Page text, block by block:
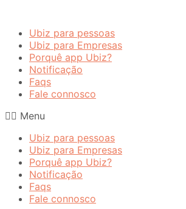
Ubiz para pessoas
Ubiz para Empresas
Porquê app Ubiz?
Notificação
Faqs
Fale connosco
Menu
Ubiz para pessoas
Ubiz para Empresas
Porquê app Ubiz?
Notificação
Faqs
Fale connosco